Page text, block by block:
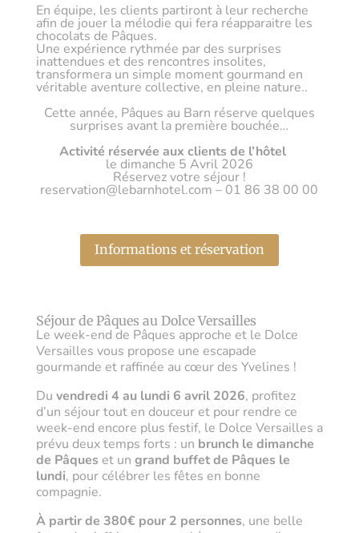
En équipe, les clients partiront à leur recherche
afin de jouer la mélodie qui fera réapparaitre les
chocolats de Pâques.
Une expérience rythmée par des surprises
inattendues et des rencontres insolites,
transformera un simple moment gourmand en
véritable aventure collective, en pleine nature..
Cette année, Pâques au Barn réserve quelques
surprises avant la première bouchée…
Activité réservée aux clients de l’hôtel
le dimanche 5 Avril 2026
Réservez votre séjour !
reservation@lebarnhotel.com – 01 86 38 00 00
Informations et réservation
Séjour de Pâques au Dolce Versailles
Le week-end de Pâques approche et le Dolce
Versailles vous propose une escapade
gourmande et raffinée au cœur des Yvelines !
Du vendredi 4 au lundi 6 avril 2026, profitez
d’un séjour tout en douceur et pour rendre ce
week-end encore plus festif, le Dolce Versailles a
prévu deux temps forts : un brunch le dimanche
de Pâques et un grand buffet de Pâques le
lundi, pour célébrer les fêtes en bonne
compagnie.
À partir de 380€ pour 2 personnes, une belle